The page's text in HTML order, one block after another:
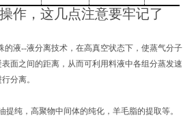
作，这几点注意要牢记了
的液--液分离技术，在高真空状态下，使蒸气分子
面之间的距离，从而可利用料液中各组分蒸发速
分离。
纯，高聚物中间体的纯化，羊毛脂的提取等。